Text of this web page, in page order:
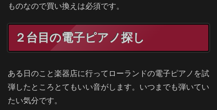
ものなので買い換えは必須です。
２台目の電子ピアノ探し
ある日のこと楽器店に行ってローランドの電子ピアノを試
弾したところとてもいい音がします。いつまでも弾いてい
たい気分です。